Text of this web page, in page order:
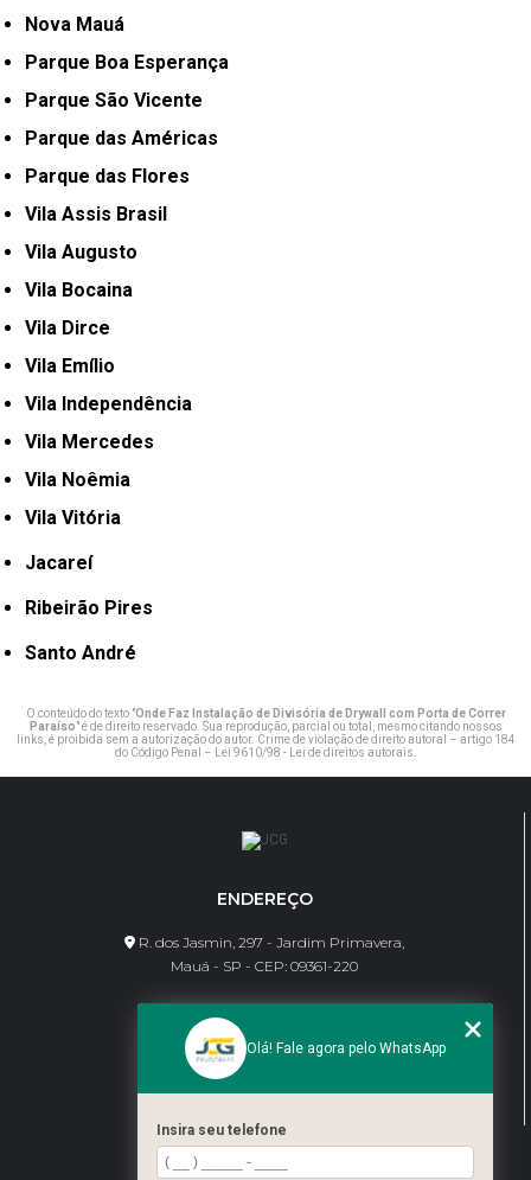
Nova Mauá
Parque Boa Esperança
Parque São Vicente
Parque das Américas
Parque das Flores
Vila Assis Brasil
Vila Augusto
Vila Bocaina
Vila Dirce
Vila Emílio
Vila Independência
Vila Mercedes
Vila Noêmia
Vila Vitória
Jacareí
Ribeirão Pires
Santo André
O conteúdo do texto "Onde Faz Instalação de Divisória de Drywall com Porta de Correr
Paraíso" é de direito reservado. Sua reprodução, parcial ou total, mesmo citando nossos
links, é proibida sem a autorização do autor. Crime de violação de direito autoral – artigo 184
do Código Penal – Lei 9610/98 - Lei de direitos autorais.
ENDEREÇO
R. dos Jasmin, 297 - Jardim Primavera,
Mauá - SP - CEP: 09361-220
CONTATO
(11) 95462-8630
bene@jcgdivisorias.com
Olá! Fale agora pelo WhatsApp
Insira seu telefone